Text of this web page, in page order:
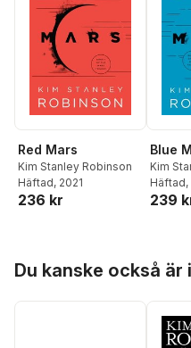
Red Mars
Kim Stanley Robinson
Häftad, 2021
236 kr
Blue
Kim
Häftad
239
Du kanske också